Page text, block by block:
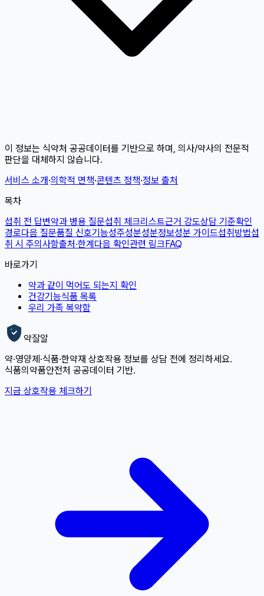
이 정보는 식약처 공공데이터를 기반으로 하며, 의사/약사의 전문적
판단을 대체하지 않습니다.
서비스 소개·의학적 면책·콘텐츠 정책·정보 출처
목차
섭취 전 답변약과 병용 질문섭취 체크리스트근거 강도상담 기준확인
경로다음 질문품질 신호기능성주성분성분정보성분 가이드섭취방법섭
취 시 주의사항출처·한계다음 확인관련 링크FAQ
바로가기
약과 같이 먹어도 되는지 확인
건강기능식품 목록
우리 가족 복약함
약잘알
약·영양제·식품·한약재 상호작용 정보를 상담 전에 정리하세요.
식품의약품안전처 공공데이터 기반.
지금 상호작용 체크하기